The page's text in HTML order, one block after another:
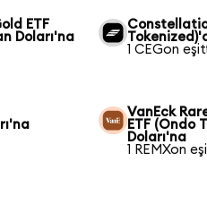
ETF
Doları'na
1 CEGon
VanEck
ETF (Ondo
Doları'na
1 REMXon